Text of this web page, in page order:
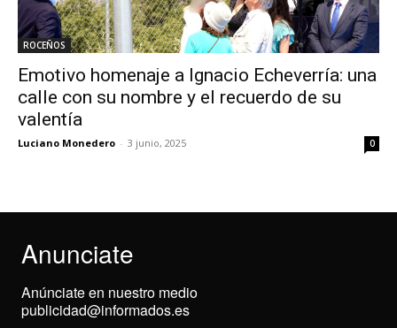
ROCEÑOS
Emotivo homenaje a Ignacio Echeverría: una
calle con su nombre y el recuerdo de su
valentía
Luciano Monedero - 3 junio, 2025 0
Anunciate
Anúnciate en nuestro medio
publicidad@informados.es